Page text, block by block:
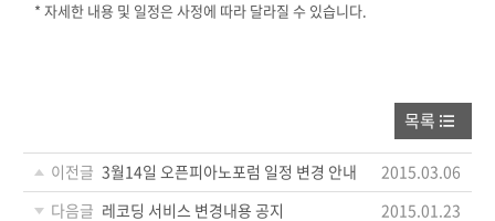
* 자세한 내용 및 일정은 사정에 따라 달라질 수 있습니다.
목록
이전글 3월14일 오픈피아노포럼 일정 변경 안내
2015.03.06
다음글 레코딩 서비스 변경내용 공지 2015.01.23